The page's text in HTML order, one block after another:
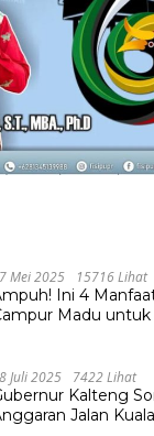
Mei 2025 15716 Lihat
Ini 4
Madu
Juli 2025 7422 Lihat
Kalteng
Jalan